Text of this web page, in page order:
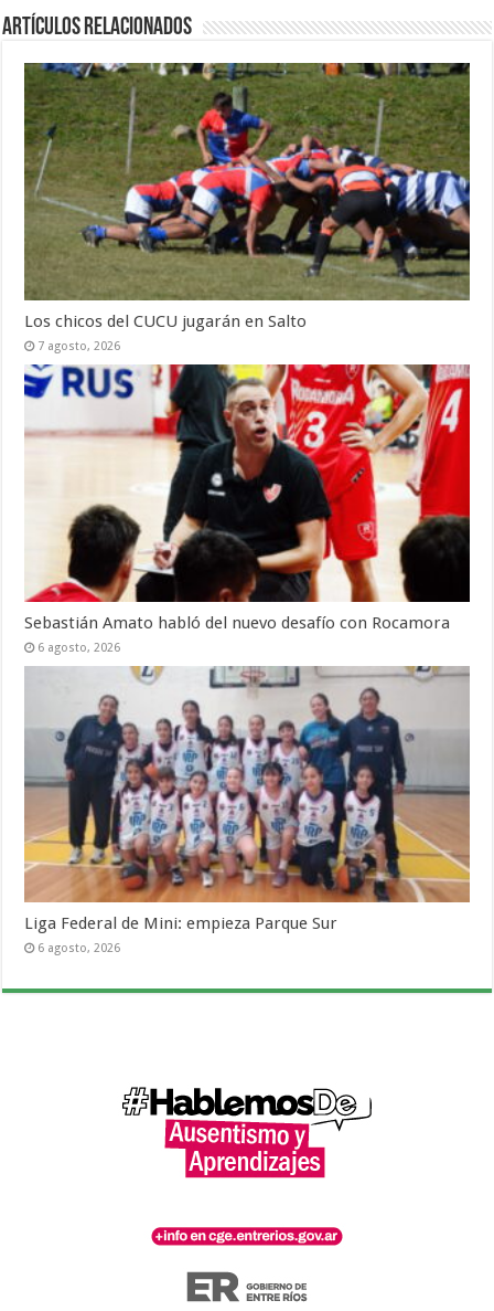
Artículos Relacionados
Los chicos del CUCU jugarán en Salto
7 agosto, 2026
Sebastián Amato habló del nuevo desafío con Rocamora
6 agosto, 2026
Liga Federal de Mini: empieza Parque Sur
6 agosto, 2026